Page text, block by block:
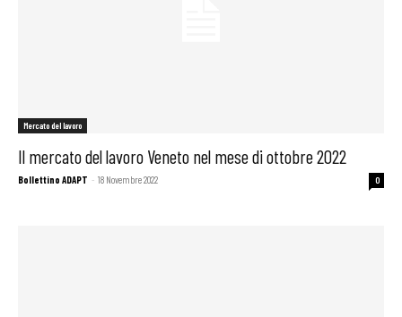
Mercato del lavoro
Il mercato del lavoro Veneto nel mese di ottobre 2022
Bollettino ADAPT - 18 Novembre 2022 0